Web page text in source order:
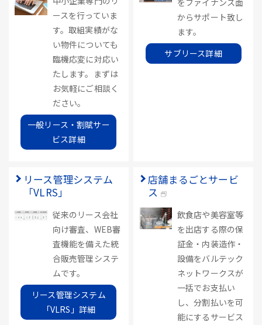
ースを行っていま
す。取組実績がな
い物件についても
臨機応変に対応い
たします。まずは
お気軽にご相談く
ださい。
一般リース・割賦サー
ビス詳細
をファイナンス面
からサポート致し
ます。
サブリース詳細
リース管理システム
「VLRS」
従来のリース会社
向け審査、WEB審
査機能を備えた統
合販売管理システ
ムです。
リース管理システム
「VLRS」詳細
店舗まるごとサービ
ス
飲食店や美容室等
を出店する際の保
証金・内装造作・
設備をバルテック
ネットワークスが
一括でお支払い
し、分割払いを可
能にするサービス